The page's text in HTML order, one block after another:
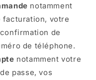
notamment
facturation, votre
de
de téléphone.
notamment votre
passe, vos